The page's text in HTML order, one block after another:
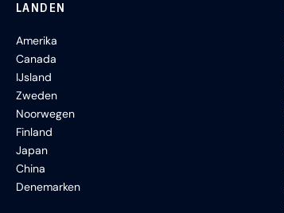
LANDEN
Amerika
Canada
IJsland
Zweden
Noorwegen
Finland
Japan
China
Denemarken